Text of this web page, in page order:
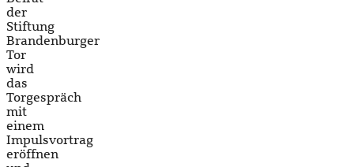
der
Stiftung
Brandenburger
Tor
wird
das
Torgespräch
mit
einem
Impulsvortrag
eröffnen